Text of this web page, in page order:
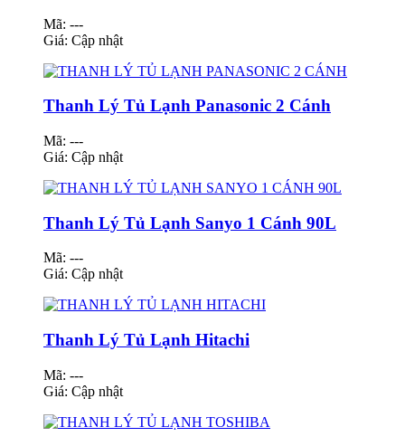
Mã: ---
Giá: Cập nhật
Thanh Lý Tủ Lạnh Panasonic 2 Cánh
Mã: ---
Giá: Cập nhật
Thanh Lý Tủ Lạnh Sanyo 1 Cánh 90L
Mã: ---
Giá: Cập nhật
Thanh Lý Tủ Lạnh Hitachi
Mã: ---
Giá: Cập nhật